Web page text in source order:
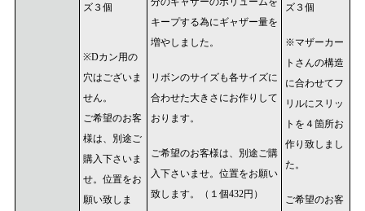
ズ３個
※Dカン用の
穴はございま
せん。
ご希望のお客
様は、別途ご
購入下さいま
せ。位置をお
願い致しま
キープする為にギャザー量を
増やしました。
リボンのサイズも各サイズに
合わせた大きさにお作りして
おります。
ご希望のお客様は、別途ご購
入下さいませ。位置をお願い
致します。（１個432円）
ズ３個
※マザーカー
トさんの構造
に合わせてフ
リルにスリッ
トを４箇所お
作り致しまし
た。
ご希望のお客